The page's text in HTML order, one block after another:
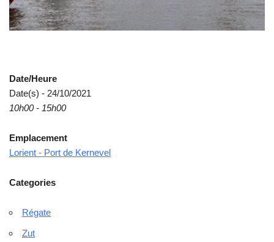
Date/Heure
Date(s) - 24/10/2021
10h00 - 15h00
Emplacement
Lorient - Port de Kernevel
Categories
Régate
Zut